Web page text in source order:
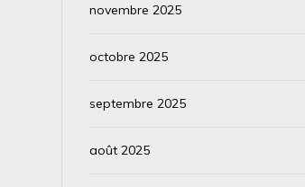
novembre 2025
octobre 2025
septembre 2025
août 2025